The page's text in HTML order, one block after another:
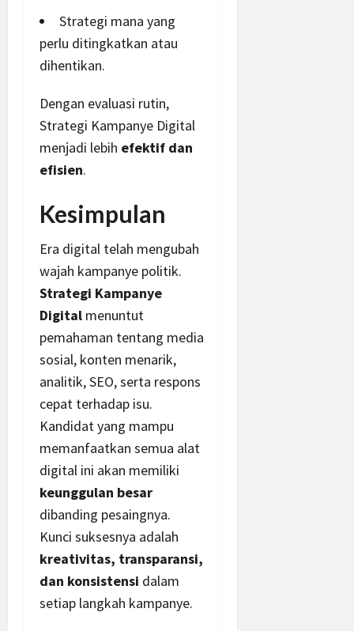
Strategi mana yang
perlu ditingkatkan atau
dihentikan.
Dengan evaluasi rutin,
Strategi Kampanye Digital
menjadi lebih efektif dan
efisien.
Kesimpulan
Era digital telah mengubah
wajah kampanye politik.
Strategi Kampanye
Digital menuntut
pemahaman tentang media
sosial, konten menarik,
analitik, SEO, serta respons
cepat terhadap isu.
Kandidat yang mampu
memanfaatkan semua alat
digital ini akan memiliki
keunggulan besar
dibanding pesaingnya.
Kunci suksesnya adalah
kreativitas, transparansi,
dan konsistensi dalam
setiap langkah kampanye.